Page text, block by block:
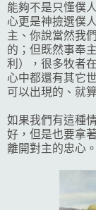
能夠不是只懂僕
心更是神撿選僕
主、你說當然我
的；但既然事奉
利），很多牧者
心中都還有其它
可以出現的、就
如果我們有這種
好，但是也要拿
離開對主的忠心。